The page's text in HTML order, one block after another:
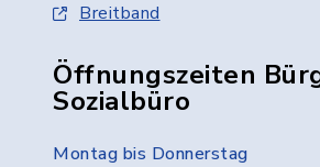
Breitband
Öffnungszeiten
Sozialbüro
Montag bis Donnerstag